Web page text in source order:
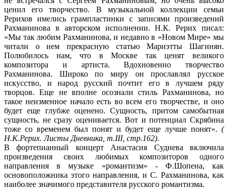
ценил его творчество. В музыкальной коллекции семьи
Рерихов имелись грампластинки с записями произведений
Рахманинова в авторском исполнении. Н.К. Рерих писал:
«Мы так любим Рахманинова, и недавно в «Новом Мире» мы
читали о нем прекрасную статью Мариэтты Шагинян.
Полюбилось нам, что в Москве так ценят великого
композитора и артиста. Вдохновенно творчество
Рахманинова. Широко по миру он прославлял русское
искусство, и народ русский почтит его в лучшем ряду
творцов. Еще не вполне осознали стиль Рахманинова, но
такое неизменное начало есть во всем его творчестве, и оно
будет еще глубже оценено. Сущность, притом самобытная
сущность, не сразу оценивается. Вот и потенциал Скрябина
тоже со временем был понят и будет еще лучше понят». (
Н.К.Рерих. Листы Дневника, т.III, стр.162).
В фортепианный концерт Анастасия Суднева включила
произведения своих любимых композиторов одного
направления в музыке «романтизм» - Ф.Шопена, как
основоположника этого направления, и С. Рахманинова, как
наиболее значимого представителя русского романтизма.